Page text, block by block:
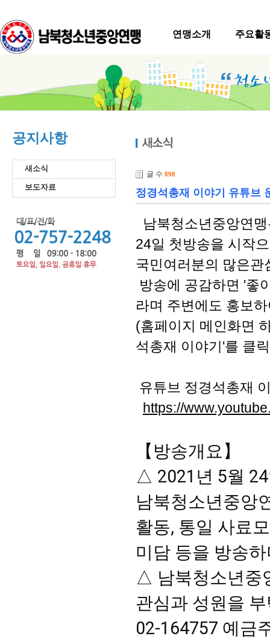
연맹소개 주요활
공지사항
새소식
보도자료
글 수 898
정경석총재 이야기 유튜브
남북청소년중앙연
24일 첫방송을 시작
국민여러분의 많은
방송에 공감하면 '좋
라며 주변에도 홍보
(홈페이지 메인화면
석총재 이야기'를 클
유튜브 정경석총재
https://
【방송개요】
△ 2021년 5월
남북청소년중앙
활동, 통일 사료
미담 등을 방송
△ 남북청소년중
관심과 성원을
02-164757 예금